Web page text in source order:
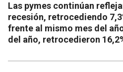
Las pymes continúan
recesión, retrocediendo
frente al mismo mes del
del año, retrocedieron